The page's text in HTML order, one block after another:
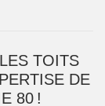
TOITS
DE
80 !